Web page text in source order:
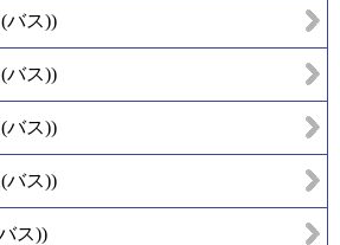
バス))
バス))
バス))
バス))
ス))